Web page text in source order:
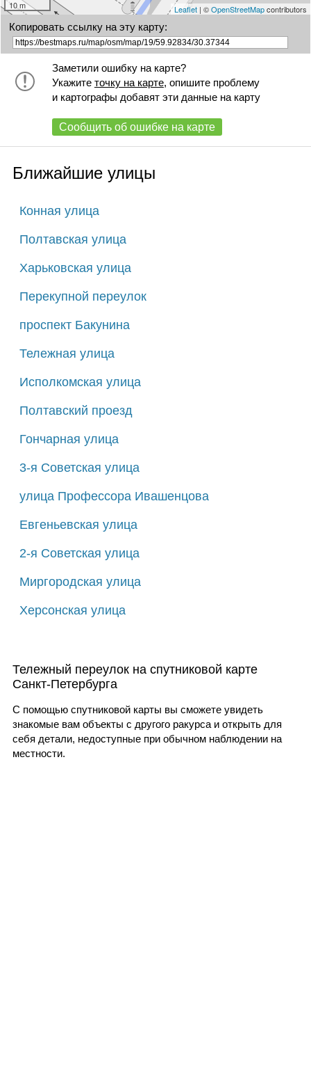
10 m Leaflet| ©OpenStreetMapcontributors
Копировать ссылку на эту карту:
Заметили ошибку на карте?
Укажите точку на карте, опишите проблему
и картографы добавят эти данные на карту
Сообщить об ошибке на карте
Ближайшие улицы
Конная улица
Полтавская улица
Харьковская улица
Перекупной переулок
проспект Бакунина
Тележная улица
Исполкомская улица
Полтавский проезд
Гончарная улица
3-я Советская улица
улица Профессора Ивашенцова
Евгеньевская улица
2-я Советская улица
Миргородская улица
Херсонская улица
Тележный переулок на спутниковой карте
Санкт-Петербурга
С помощью спутниковой карты вы сможете увидеть
знакомые вам объекты с другого ракурса и открыть для
себя детали, недоступные при обычном наблюдении на
местности.